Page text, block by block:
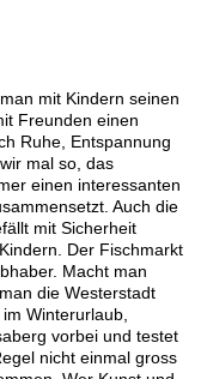
mit Kindern seinen
Freunden einen
Ruhe, Entspannung
mal so, das
einen interessanten
Auch die
mit Sicherheit
Der Fischmarkt
Macht man
die Westerstadt
Winterurlaub,
vorbei und testet
nicht einmal gross